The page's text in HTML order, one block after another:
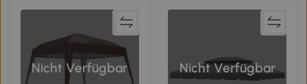
Nicht Verfügbar Nicht Verfügbar